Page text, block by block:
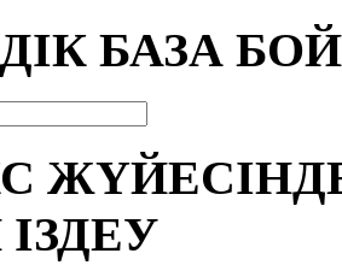
БАЗА